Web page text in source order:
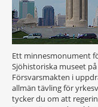
Ett minnesmonument
Sjöhistoriska museet
Försvarsmakten i
allmän tävling för
tycker du om att